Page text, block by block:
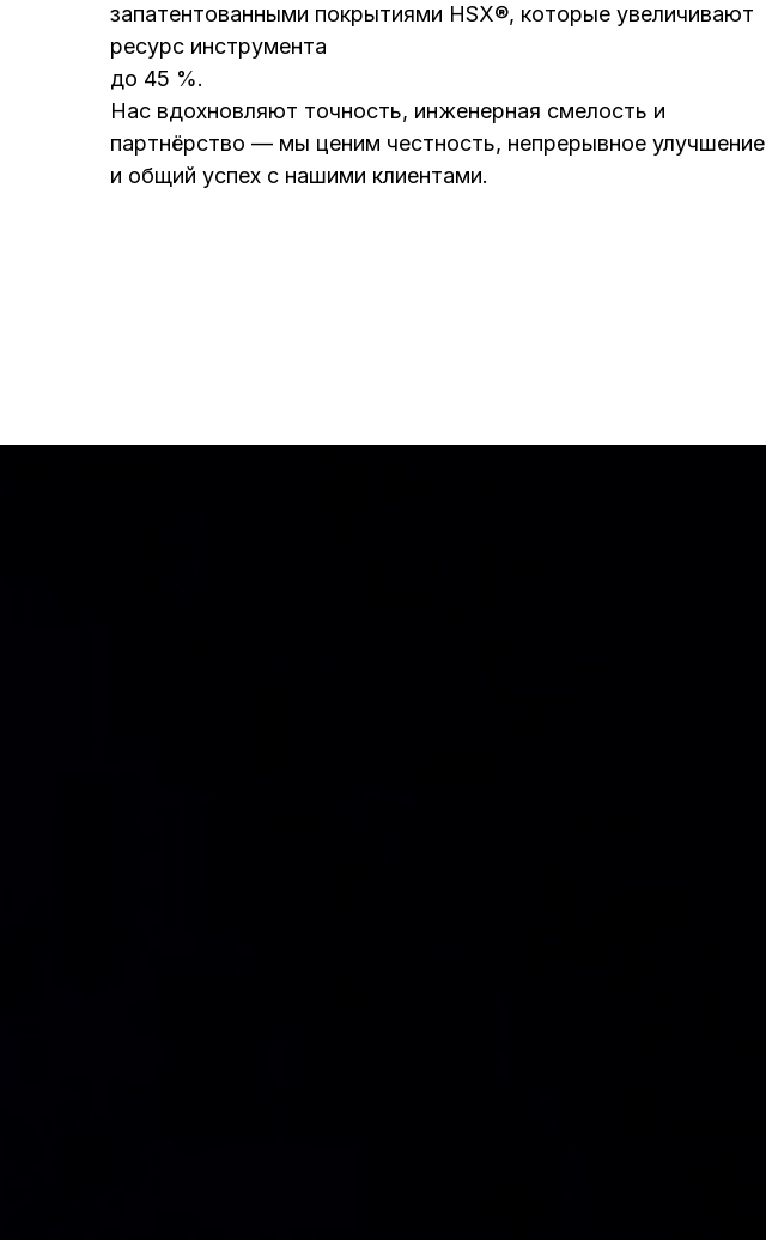
запатентованными покрытиями HSX®, которые увеличивают
ресурс инструмента
до 45 %.
Нас вдохновляют точность, инженерная смелость и
партнёрство — мы ценим честность, непрерывное улучшение
и общий успех с нашими клиентами.